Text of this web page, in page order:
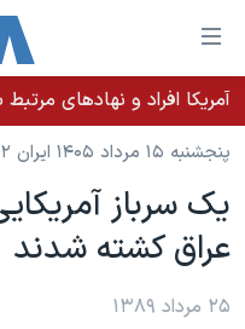
لینکهای
قابل
دسترسی
جهش
محتوای
اصلی
جهش
به
خانه
نسخه سبک وب‌سایت
موضوع ها
ایران
آمریکا
برنامه های تلویزیونی
جدول برنامه ها
پنجشنبه ۱۵ مرداد ۱۴۰۵ ایران ۲۱:۱۲
یک سرباز
عراق کشته شدند
۲۵ مرداد ۱۳۸۹